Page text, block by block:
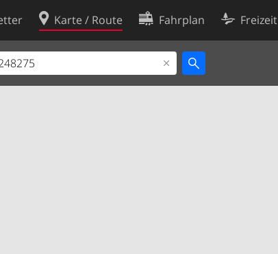
Karte / Route Fahrplan Freizeit
Cookie-Richtlinie
Cookie-Einstellungen